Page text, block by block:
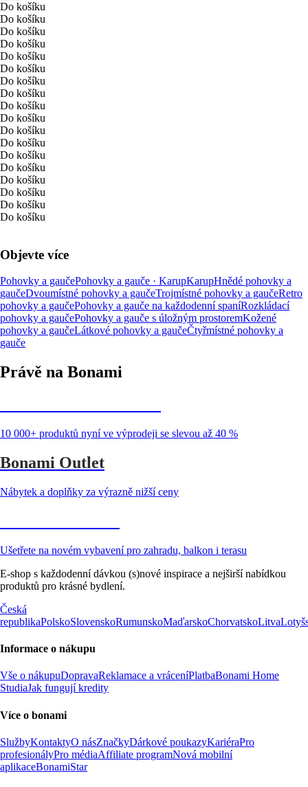
Do košíku
Do košíku
Do košíku
Do košíku
Do košíku
Do košíku
Do košíku
Do košíku
Do košíku
Do košíku
Do košíku
Do košíku
Do košíku
Do košíku
Do košíku
Do košíku
Do košíku
Do košíku
Objevte více
Pohovky a gaučePohovky a gauče · KarupKarupHnědé pohovky a
gaučeDvoumístné pohovky a gaučeTrojmístné pohovky a gaučeRetro
pohovky a gaučePohovky a gauče na každodenní spaníRozkládací
pohovky a gaučePohovky a gauče s úložným prostoremKožené
pohovky a gaučeLátkové pohovky a gaučeČtyřmístné pohovky a
gauče
Právě na Bonami
10 000+ produktů nyní ve výprodeji se slevou až 40 %
Bonami Outlet
Nábytek a doplňky za výrazně nižší ceny
Ušetřete na novém vybavení pro zahradu, balkon i terasu
E-shop s každodenní dávkou (s)nové inspirace a nejširší nabídkou
produktů pro krásné bydlení.
Česká
republikaPolskoSlovenskoRumunskoMaďarskoChorvatskoLitva
Informace o nákupu
Vše o nákupuDopravaReklamace a vráceníPlatbaBonami Home
StudiaJak fungují kredity
Více o bonami
SlužbyKontaktyO násZnačkyDárkové poukazyKariéraPro
profesionályPro médiaAffiliate programNová mobilní
aplikaceBonamiStar